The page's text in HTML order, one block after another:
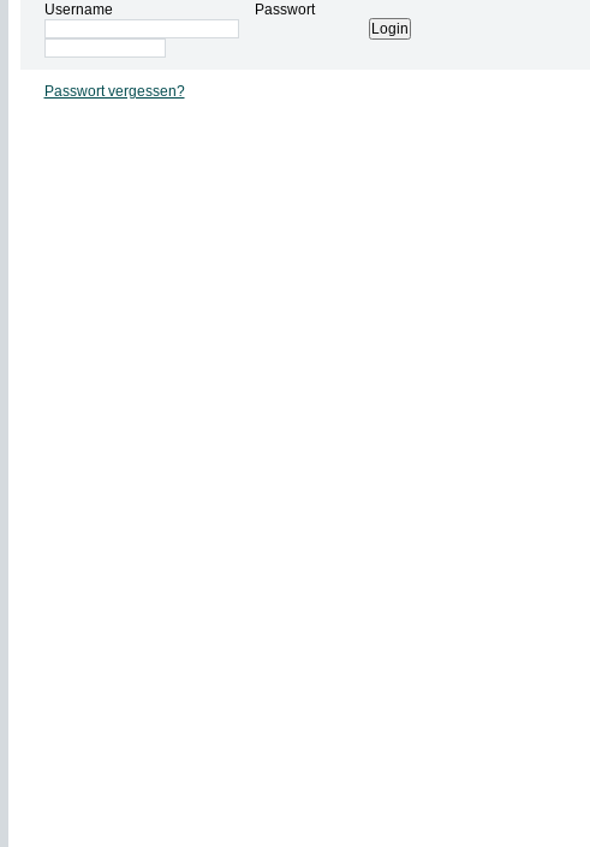
Username Passwort
Passwort vergessen?